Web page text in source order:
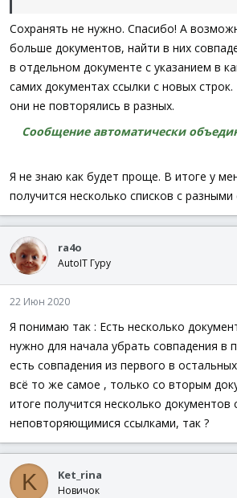
StringRegExp ($Text
_FileWriteFromArray
$title = StringRegExp($Text,
_FileWriteFromArray(
($id
If UBound( $id)=UBound
'Совпадений
Else
For $j= 0 To UBound(
If $aUnique[$i]=
If $n>0 Then MsgBox(
EndIf
Нужно ли сохранять результат
?
Интересует сам факт совпадения или и
совпаденийтоже ?
Сохранять не нужно. Спасибо! А
больше документов, найти в них
в отдельном документе с указанием в
самих документах ссылки с новых
они не повторялись в разных.
Сообщение автоматически
Я не знаю как будет проще. В итоге у
получится несколько списков с разными
ra4o
AutoIT Гуру
22 Июн 2020
Я понимаю так : Есть несколько
нужно для начала убрать совпадения в
есть совпадения из первого в
всё то же самое , только со вторым
итоге получится несколько документов
неповторяющимися ссылками, так ?
K Ket_rina
Новичок